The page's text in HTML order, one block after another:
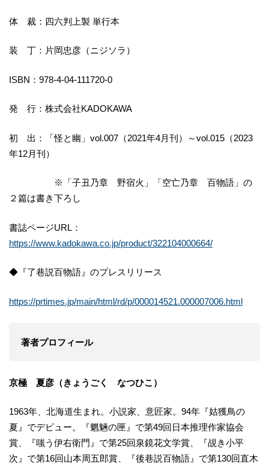
体 裁：四六判上製 単行本
装 丁：片岡忠彦（ニジソラ）
ISBN：978-4-04-111720-0
発 行：株式会社KADOKAWA
初 出：「怪と幽」vol.007（2021年4月刊）～vol.015（2023
年12月刊）
※「子丑乃章 野宿火」「空亡乃章 百物語」の
２篇は書き下ろし
書誌ページURL：
https://www.kadokawa.co.jp/product/322104000664/
◆『了巷説百物語』のプレスリリース
https://prtimes.jp/main/html/rd/p/000014521.000007006.html
著者プロフィール
京極 夏彦（きょうごく なつひこ）
1963年、北海道生まれ。小説家、意匠家。94年『姑獲鳥の
夏』でデビュー。『魍魎の匣』で第49回日本推理作家協会
賞、『嗤う伊右衛門』で第25回泉鏡花文学賞、『覘き小平
次』で第16回山本周五郎賞、『後巷説百物語』で第130回直木